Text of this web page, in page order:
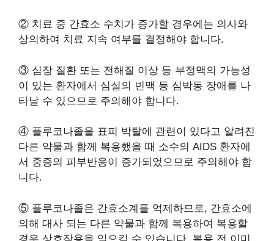
② 치료 중 간효소 수치가 증가할 경우에는 의사와
상의하여 치료 지속 여부를 결정해야 합니다.
③ 심장 질환 또는 전해질 이상 등 부정맥의 가능성
이 있는 환자에서 심실의 빈맥 등 심박동 장애를 나
타날 수 있으므로 주의해야 합니다.
④ 플루코나졸을 표피 박탈에 관련이 있다고 알려진
다른 약물과 함께 복용했을 때 소수의 AIDS 환자에
서 중증의 피부반응이 증가되었으므로 주의해야 합
니다.
⑤ 플루코나졸은 간효소계를 억제하므로, 간효소에
의해 대사 되는 다른 약물과 함께 복용하여 복용할
경우 상호작용을 일으킬 수 있습니다. 복용 전 이미